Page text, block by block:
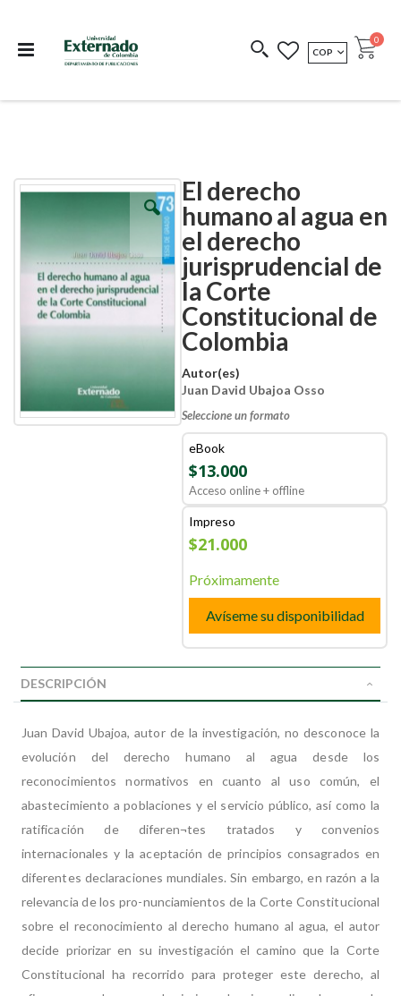
COEDICIONES REDIMIR CÓDIGO
MONEDA
COP Cart
0
El derecho
humano al agua en
el derecho
jurisprudencial de
la Corte
Constitucional de
Colombia
Autor(es)
Juan David Ubajoa Osso
Seleccione un formato
eBook
$13.000
Acceso online + offline
Impreso
$21.000
Próximamente
Avíseme su disponibilidad
Skip
images
gallery
Skip
images
gallery
DESCRIPCIÓN
Juan David Ubajoa, autor de la investigación, no desconoce la
evolución del derecho humano al agua desde los
reconocimientos normativos en cuanto al uso común, el
abastecimiento a poblaciones y el servicio público, así como la
ratificación de diferen¬tes tratados y convenios
internacionales y la aceptación de principios consagrados en
diferentes declaraciones mundiales. Sin embargo, en razón a la
relevancia de los pro-nunciamientos de la Corte Constitucional
sobre el reconocimiento al derecho humano al agua, el autor
decide priorizar en su investigación el camino que la Corte
Constitucional ha recorrido para proteger este derecho, al